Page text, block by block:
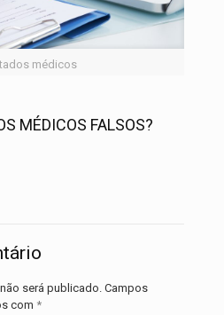
médicos
MÉDICOS FALSOS?
será publicado. Campos
com *